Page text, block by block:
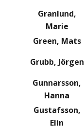
Granlund,
Marie
Green, Mats
Grubb, Jörgen
Gunnarsson,
Hanna
Gustafsson,
Elin